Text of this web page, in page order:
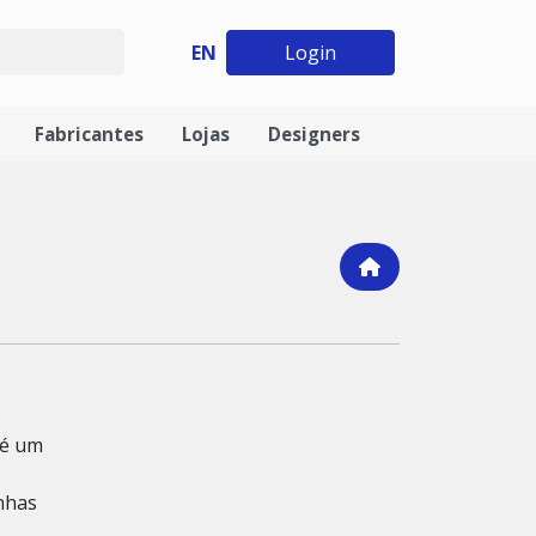
EN Login
Fabricantes Lojas Designers
um